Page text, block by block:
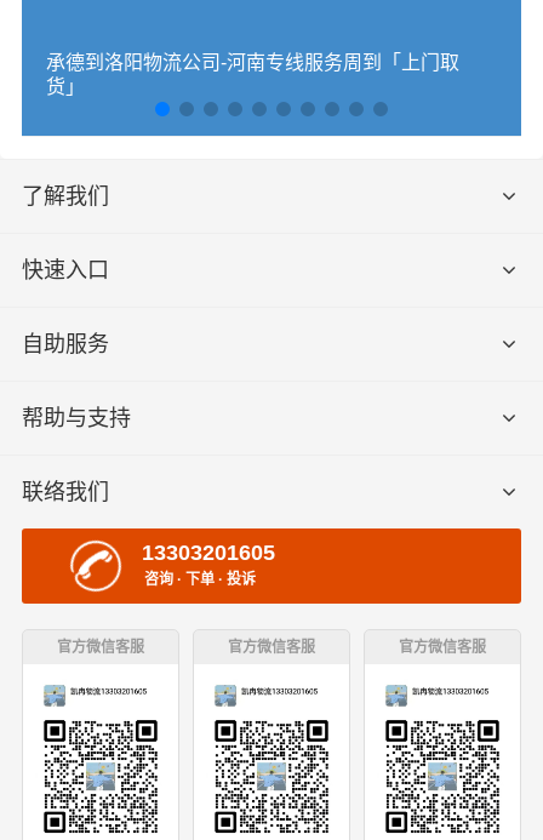
承德到洛阳物流公司-河南专线服务周到「上门取
货」
了解我们
快速入口
自助服务
帮助与支持
联络我们
13303201605
咨询 · 下单 · 投诉
官方微信客服 官方微信客服 官方微信客服